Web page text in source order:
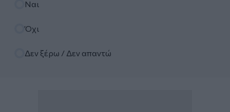
Ναι
Όχι
Δεν ξέρω / Δεν απαντώ